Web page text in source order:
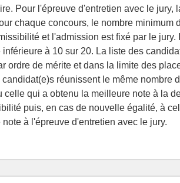
Pour l'épreuve d'entretien avec le jury,
chaque concours, le nombre minimum
et l'admission est fixé par le
inférieure à 10 sur 20. La liste des
ordre de mérite et dans la limite des
réunissent le même nombre
celle qui a obtenu la meilleure note à la
puis, en cas de nouvelle égalité, à
note à l'épreuve d'entretien avec le jury.